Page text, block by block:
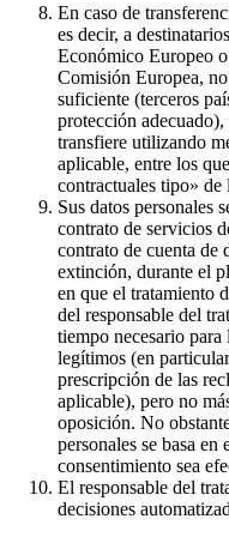
En caso de
es decir, a
Económico Europeo
Comisión Europea,
suficiente (terceros
protección
transfiere utilizando
aplicable, entre los
contractuales tipo» de
Sus datos personales
contrato de servicios
contrato de cuenta de
extinción, durante el
en que el tratamiento
del responsable del
tiempo necesario para
legítimos (en
prescripción de las
aplicable), pero no
oposición. No
personales se basa
consentimiento sea
El responsable del
decisiones